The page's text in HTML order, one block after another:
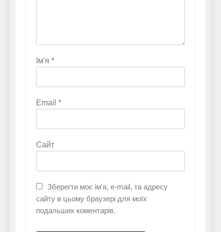
Ім'я *
Email *
Сайт
Зберегти моє ім'я, e-mail, та адресу
сайту в цьому браузері для моїх
подальших коментарів.